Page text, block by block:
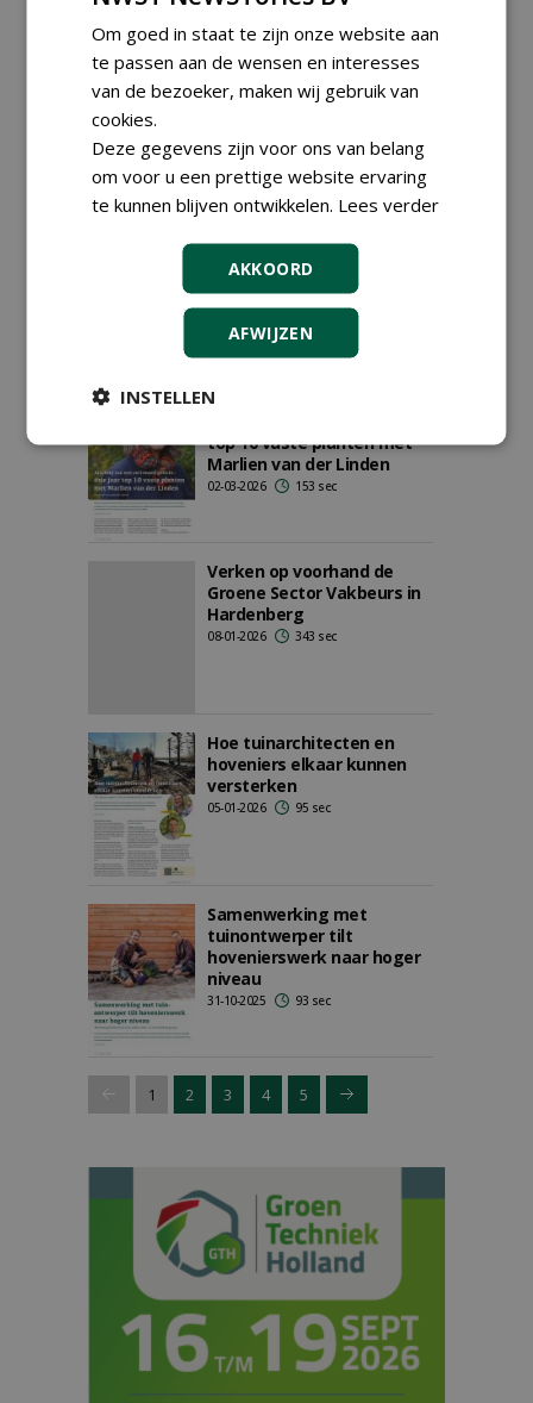
Beplanting als visitekaartje
10-04-2026 87 sec
Afscheid van een
top 10 vaste planten met
Marlien van der Linden
02-03-2026 153 sec
Verken op voorhand de
Groene Sector Vakbeurs in
Hardenberg
08-01-2026 343 sec
Hoe tuinarchitecten en
hoveniers elkaar kunnen
versterken
05-01-2026 95 sec
Samenwerking met
tuinontwerper tilt
hovenierswerk naar hoger
niveau
31-10-2025 93 sec
1 2 3 4 5
Om goed in staat te zijn onze website aan
te passen aan de wensen en interesses
van de bezoeker, maken wij gebruik van
cookies.
Deze gegevens zijn voor ons van belang
om voor u een prettige website ervaring
te kunnen blijven ontwikkelen. Lees verder
AKKOORD
AFWIJZEN
INSTELLEN